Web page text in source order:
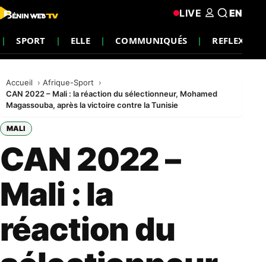
SPORT ELLE COMMUNIQUÉS REFLEXION
LIVE EN
Accueil
Afrique-Sport
CAN 2022 – Mali : la réaction du sélectionneur, Mohamed
Magassouba, après la victoire contre la Tunisie
MALI
CAN 2022 –
Mali : la
réaction du